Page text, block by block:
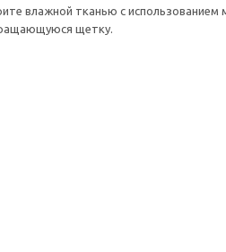
влажной тканью с использованием
щетку.